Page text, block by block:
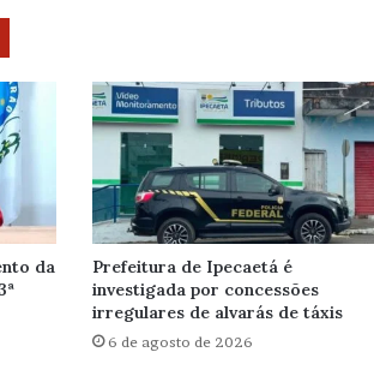
da
Prefeitura de Ipecaetá é
investigada por concessões
irregulares de alvarás de táxis
6 de agosto de 2026